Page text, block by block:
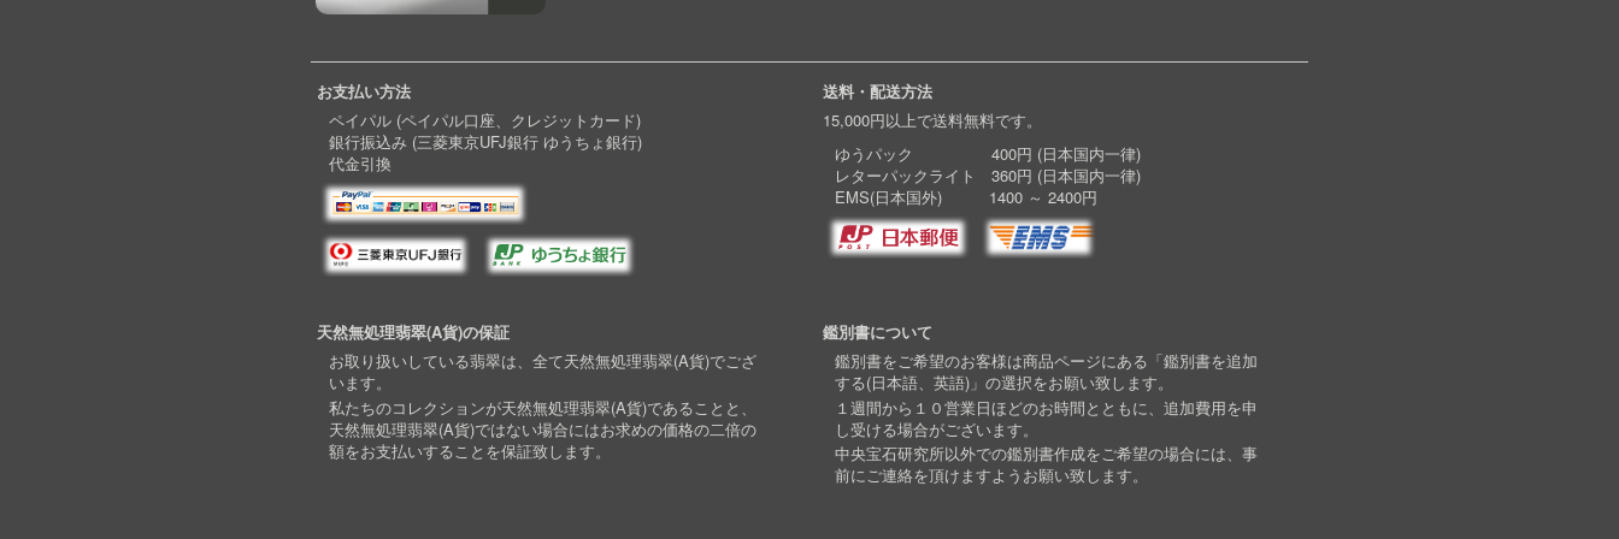
お支払い方法
ペイパル (ペイパル口座、クレジットカード)
銀行振込み (三菱東京UFJ銀行 ゆうちょ銀行)
代金引換
送料・配送方法
15,000円以上で送料無料です。
ゆうパック 400円 (日本国内一律)
レターパックライト 360円 (日本国内一律)
EMS(日本国外) 1400 ～ 2400円
天然無処理翡翠(A貨)の保証
お取り扱いしている翡翠は、全て天然無処理翡翠(A貨)でござ
います。
私たちのコレクションが天然無処理翡翠(A貨)であることと、
天然無処理翡翠(A貨)ではない場合にはお求めの価格の二倍の
額をお支払いすることを保証致します。
鑑別書について
鑑別書をご希望のお客様は商品ページにある「鑑別書を追加
する(日本語、英語)」の選択をお願い致します。
１週間から１０営業日ほどのお時間とともに、追加費用を申
し受ける場合がございます。
中央宝石研究所以外での鑑別書作成をご希望の場合には、事
前にご連絡を頂けますようお願い致します。